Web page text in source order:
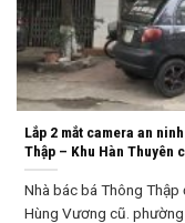
Lắp 2 mắt camera an
Thập – Khu Hàn Thuyên
Nhà bác bá Thông Thập
Hùng Vương cũ.